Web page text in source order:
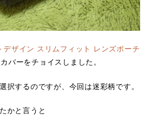
デザイン スリムフィット レンズポーチ
バーをチョイスしました。
択するのですが、今回は迷彩柄です。
かと言うと